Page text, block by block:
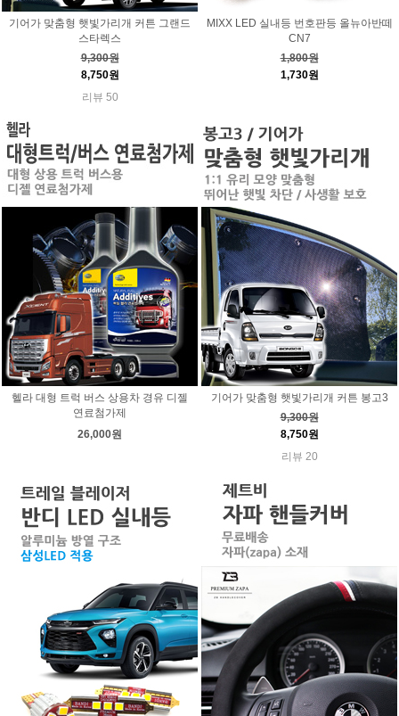
기어가 맞춤형 햇빛가리개 커튼 그랜드
스타렉스
9,300원
8,750원
리뷰 50
MIXX LED 실내등 번호판등 올뉴아반떼
CN7
1,800원
1,730원
헬라 대형 트럭 버스 상용차 경유 디젤
연료첨가제
26,000원
기어가 맞춤형 햇빛가리개 커튼 봉고3
9,300원
8,750원
리뷰 20